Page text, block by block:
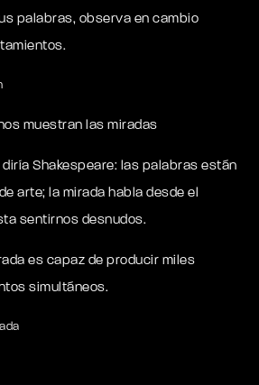
palabras, observa en cambio
diría Shakespeare: las palabras están
arte; la mirada habla desde el
sentirnos desnudos.
es capaz de producir miles
simultáneos.